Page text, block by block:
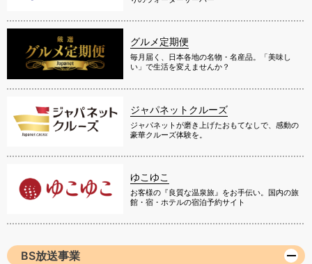
グルメ定期便
毎月届く、日本各地の名物・名産品。「美味し
い」で生活を変えませんか？
ジャパネットクルーズ
ジャパネットが磨き上げたおもてなしで、感動の
豪華クルーズ体験を。
ゆこゆこ
お客様の『良質な温泉旅』をお手伝い。国内の旅
館・宿・ホテルの宿泊予約サイト
BS放送事業